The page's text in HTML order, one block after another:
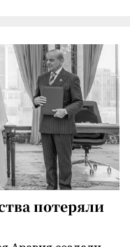
потеряли